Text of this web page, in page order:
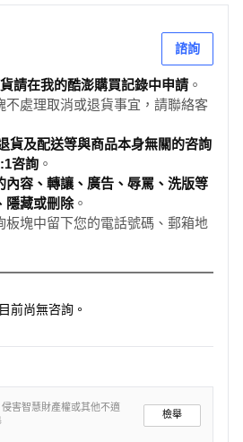
諮詢
請在我的酷澎購買記錄中申請 。
不處理取消或退貨事宜，請聯絡客
貨及配送等與商品本身無關的咨詢
咨詢 。
內容、轉讓、廣告、辱罵、洗版等
隱藏或刪除。
板塊中留下您的電話號碼、郵箱地
目前尚無咨詢。
害智慧財產權或其他不適
檢舉